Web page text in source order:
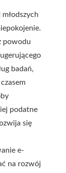
powodu
badań,
podatne
się
e-
na rozwój